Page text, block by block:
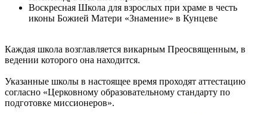
Воскресная Школа для взрослых при храме в честь
иконы Божией Матери «Знамение» в Кунцеве
Каждая школа возглавляется викарным Преосвященным, в
ведении которого она находится.
Указанные школы в настоящее время проходят аттестацию
согласно «Церковному образовательному стандарту по
подготовке миссионеров».